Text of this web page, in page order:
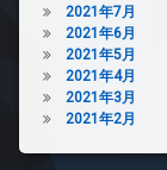
2021年7月
2021年6月
2021年5月
2021年4月
2021年3月
2021年2月